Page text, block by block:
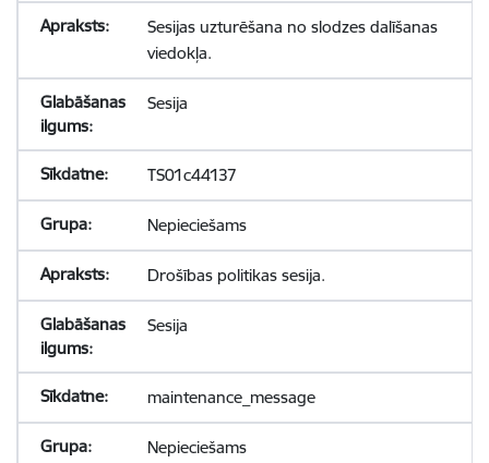
Sesijas uzturēšana no slodzes dalīšanas
viedokļa.
Sesija
TS01c44137
Nepieciešams
Drošības politikas sesija.
Sesija
maintenance_message
Nepieciešams